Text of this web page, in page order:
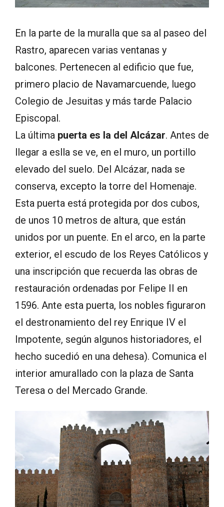
En la parte de la muralla que sa al paseo del
Rastro, aparecen varias ventanas y
balcones. Pertenecen al edificio que fue,
primero placio de Navamarcuende, luego
Colegio de Jesuitas y más tarde Palacio
Episcopal.
La última puerta es la del Alcázar. Antes de
llegar a eslla se ve, en el muro, un portillo
elevado del suelo. Del Alcázar, nada se
conserva, excepto la torre del Homenaje.
Esta puerta está protegida por dos cubos,
de unos 10 metros de altura, que están
unidos por un puente. En el arco, en la parte
exterior, el escudo de los Reyes Católicos y
una inscripción que recuerda las obras de
restauración ordenadas por Felipe II en
1596. Ante esta puerta, los nobles figuraron
el destronamiento del rey Enrique IV el
Impotente, según algunos historiadores, el
hecho sucedió en una dehesa). Comunica el
interior amurallado con la plaza de Santa
Teresa o del Mercado Grande.